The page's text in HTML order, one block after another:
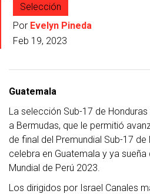
Selección
Por Evelyn Pineda
Feb 19, 2023
Guatemala
La selección Sub-17 de
a Bermudas, que le permitió
de final del Premundial Sub-17
celebra en Guatemala y ya
Mundial de Perú 2023.
Los dirigidos por Israel Canales